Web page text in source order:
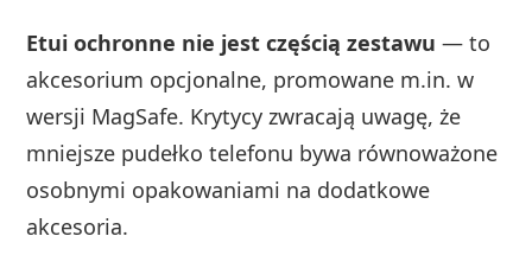
Etui ochronne nie jest częścią zestawu — to
akcesorium opcjonalne, promowane m.in. w
wersji MagSafe. Krytycy zwracają uwagę, że
mniejsze pudełko telefonu bywa równoważone
osobnymi opakowaniami na dodatkowe
akcesoria.